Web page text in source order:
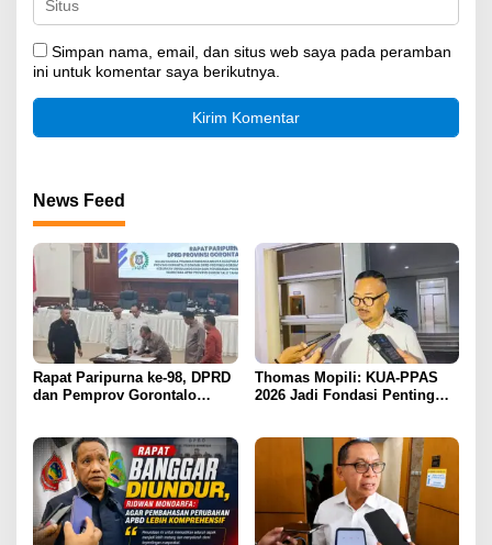
Simpan nama, email, dan situs web saya pada peramban
ini untuk komentar saya berikutnya.
News Feed
Rapat Paripurna ke-98, DPRD
dan Pemprov Gorontalo
Thomas Mopili: KUA-PPAS
2026 Jadi Fondasi Penting